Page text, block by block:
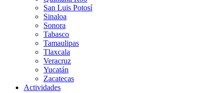
San Luis Potosí
Sinaloa
Sonora
Tabasco
Tamaulipas
Tlaxcala
Veracruz
Yucatán
Zacatecas
Actividades